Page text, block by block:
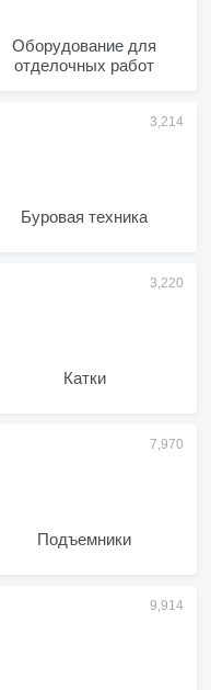
Оборудование для
отделочных работ
Буровая техника
Катки
Подъемники